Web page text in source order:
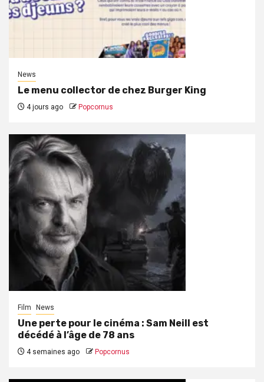
News
Le menu collector de chez Burger King
4 jours ago Popcornus
Film News
Une perte pour le cinéma : Sam Neill est
décédé à l’âge de 78 ans
4 semaines ago Popcornus